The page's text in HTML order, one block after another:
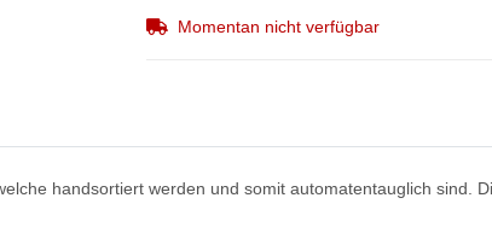
Momentan nicht verfügbar
handsortiert werden und somit automatentauglich sind.